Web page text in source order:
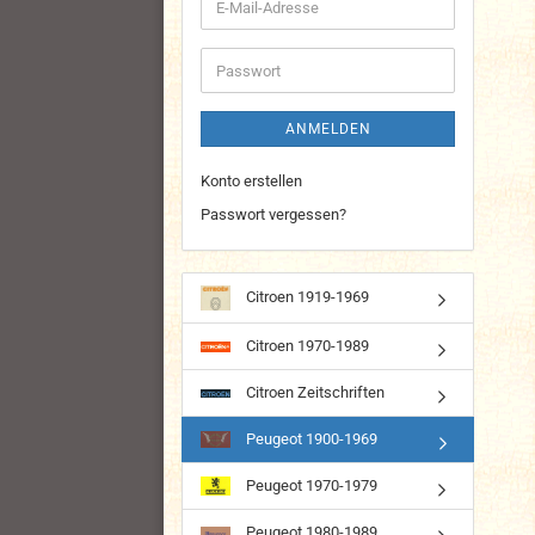
E-
Mail-
Adresse
Passwort
ANMELDEN
Konto erstellen
Passwort vergessen?
Citroen 1919-1969
Citroen 1970-1989
Citroen Zeitschriften
Peugeot 1900-1969
Peugeot 1970-1979